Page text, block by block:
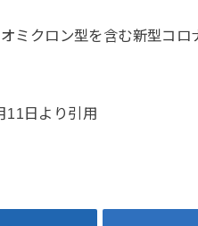
ミクロン型を含む新型コ
11日より引用